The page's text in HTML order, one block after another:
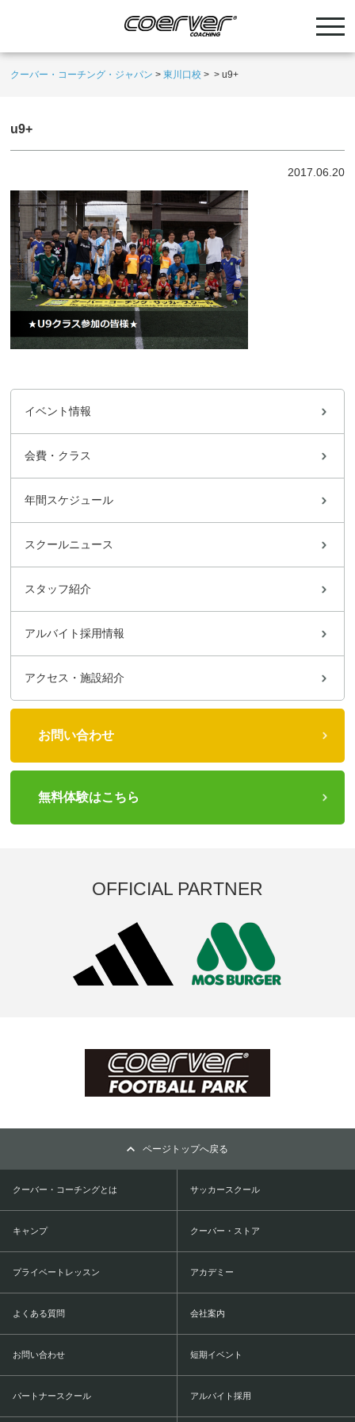
クーバー・コーチング・ジャパン >東川口校 > >u9+
u9+
2017.06.20
イベント情報
会費・クラス
年間スケジュール
スクールニュース
スタッフ紹介
アルバイト採用情報
アクセス・施設紹介
お問い合わせ
無料体験はこちら
OFFICIAL PARTNER
ページトップへ戻る
クーバー・コーチングとは サッカースクール
キャンプ クーバー・ストア
プライベートレッスン アカデミー
よくある質問 会社案内
お問い合わせ 短期イベント
パートナースクール アルバイト採用